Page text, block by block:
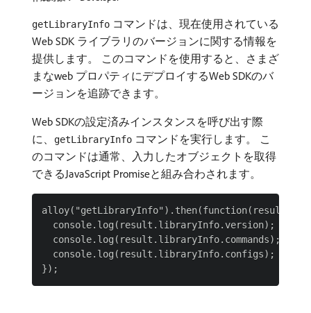
getLibraryInfo コマンドは、現在使用されている
Web SDK ライブラリのバージョンに関する情報を
提供します。 このコマンドを使用すると、さまざ
まなweb プロパティにデプロイするWeb SDKのバ
ージョンを追跡できます。
Web SDKの設定済みインスタンスを呼び出す際
に、
getLibraryInfo コマンドを実行します。 こ
のコマンドは通常、入力したオブジェクトを取得
できるJavaScript Promiseと組み合わされます。
alloy("getLibraryInfo").then(function(result) {
  console.log(result.libraryInfo.version);
  console.log(result.libraryInfo.commands);
  console.log(result.libraryInfo.configs);